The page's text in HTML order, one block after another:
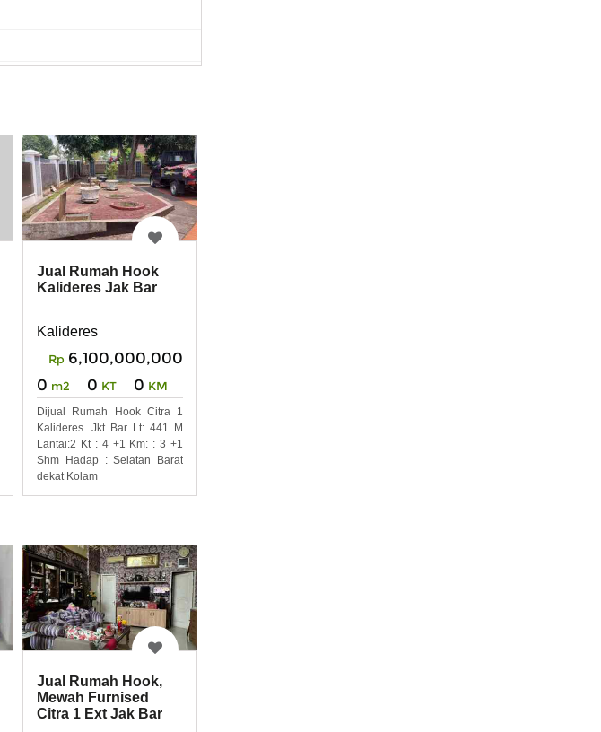
Jual Rumah Hook
Kalideres Jak Bar
Kalideres
Rp 6,100,000,000
0 m2 0 KT 0 KM
Dijual Rumah Hook Citra 1
Kalideres. Jkt Bar Lt: 441 M
Lantai:2 Kt : 4 +1 Km: : 3 +1
Shm Hadap : Selatan Barat
dekat Kolam
Jual Rumah Hook,
Mewah Furnised
Citra 1 Ext Jak Bar